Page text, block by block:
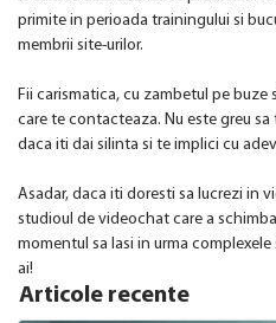
primite in perioada trainingului si
membrii site-urilor.
Fii carismatica, cu zambetul pe
care te contacteaza. Nu este greu
daca iti dai silinta si te implici cu
Asadar, daca iti doresti sa lucrezi in
studioul de videochat care a
momentul sa lasi in urma
ai!
Articole recente